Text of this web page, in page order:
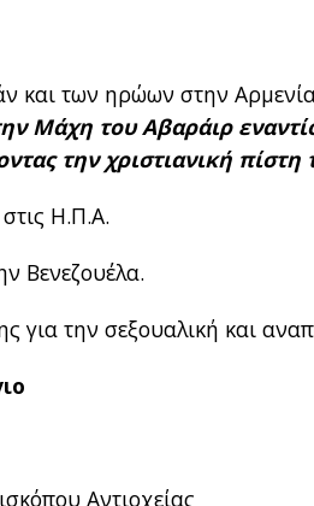
και των ηρώων στην
Μάχη του Αβαράιρ
την χριστιανική
Η.Π.Α.
Βενεζουέλα.
για την σεξουαλική και
Αντιοχείας